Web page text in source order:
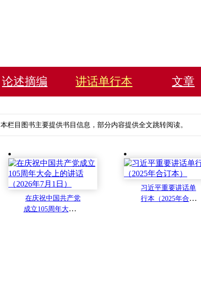
论述摘编 讲话单行本 文章
本栏目图书主要提供书目信息，部分内容提供全文跳转阅读。
在庆祝中国共产党
成立105周年大会上
习近平重要讲话单
行本（2025年合订